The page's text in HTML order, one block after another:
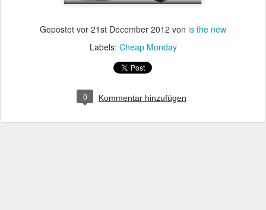
Gepostet vor 21st December 2012 von is the new
Labels: Cheap Monday
0 Kommentar hinzufügen